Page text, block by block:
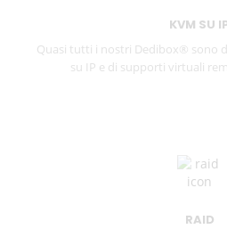
KVM SU
Quasi tutti i nostri Dedibox® sono
su IP e di supporti virtuali
RAID